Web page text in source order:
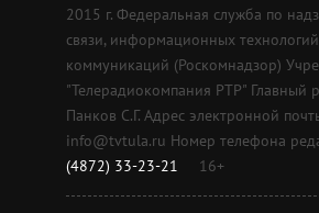
2015 г. Федеральная служба по
связи, информационных
коммуникаций (Роскомнадзор)
"Телерадиокомпания РТР" Главный
Панков С.Г. Адрес электронной
info@tvtula.ru Номер телефона
(4872) 33-23-21
16+